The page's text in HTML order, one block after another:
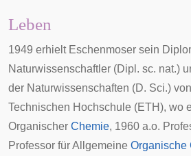
Leben
1949 erhielt Eschenmoser sein
Naturwissenschaftler (Dipl. sc. nat.)
der Naturwissenschaften (D. Sci.)
Technischen Hochschule (ETH), wo
Organischer Chemie, 1960 a.o.
Professor für Allgemeine Organische